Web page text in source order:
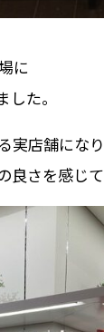
に
た。
店舗になり
良さを感じ